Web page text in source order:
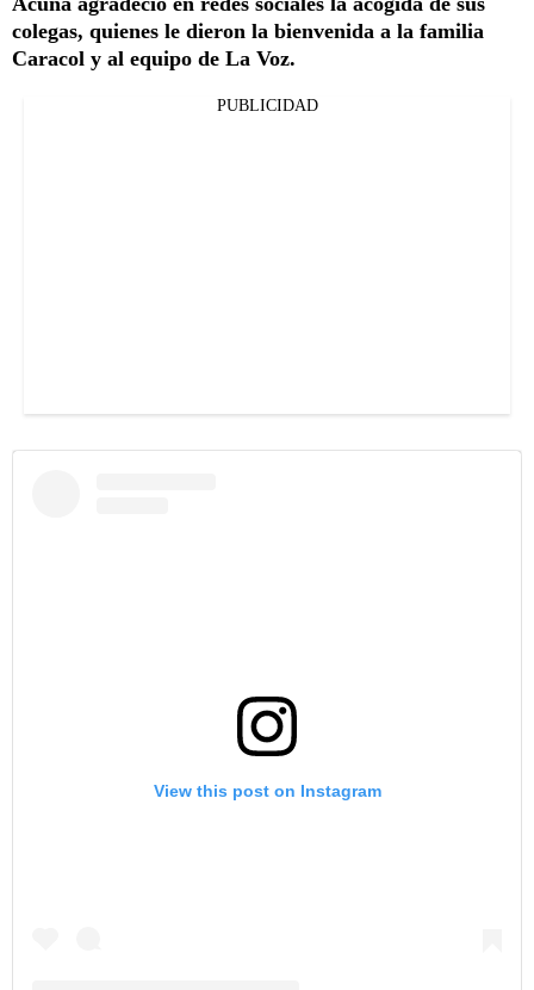
colegas, quienes le dieron la bienvenida a la familia
Caracol y al equipo de La Voz.
PUBLICIDAD
View this post on Instagram